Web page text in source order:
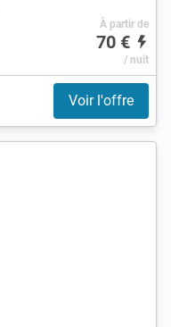
À partir de
70 €
/ nuit
Voir l'offre